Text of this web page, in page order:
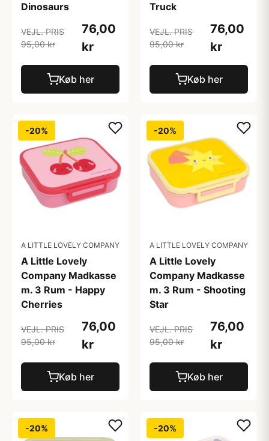
Dinosaurs
VEJL. PRIS
95,00 kr
76,00
kr
Køb her
Truck
VEJL. PRIS
95,00 kr
76,00
kr
Køb her
-20%
A LITTLE LOVELY COMPANY
A Little Lovely
Company Madkasse
m. 3 Rum - Happy
Cherries
VEJL. PRIS
95,00 kr
76,00
kr
Køb her
-20%
A LITTLE LOVELY COMPANY
A Little Lovely
Company Madkasse
m. 3 Rum - Shooting
Star
VEJL. PRIS
95,00 kr
76,00
kr
Køb her
-20% -20%